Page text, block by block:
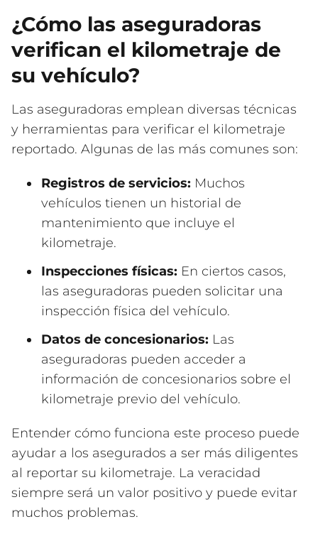
¿Cómo las aseguradoras
verifican el kilometraje de
su vehículo?
Las aseguradoras emplean diversas técnicas
y herramientas para verificar el kilometraje
reportado. Algunas de las más comunes son:
Registros de servicios: Muchos
vehículos tienen un historial de
mantenimiento que incluye el
kilometraje.
Inspecciones físicas: En ciertos casos,
las aseguradoras pueden solicitar una
inspección física del vehículo.
Datos de concesionarios: Las
aseguradoras pueden acceder a
información de concesionarios sobre el
kilometraje previo del vehículo.
Entender cómo funciona este proceso puede
ayudar a los asegurados a ser más diligentes
al reportar su kilometraje. La veracidad
siempre será un valor positivo y puede evitar
muchos problemas.